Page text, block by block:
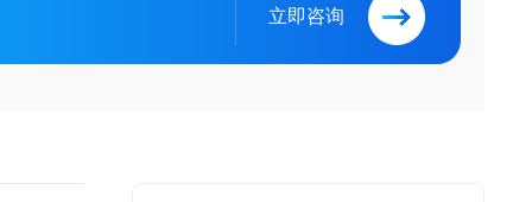
立即咨询